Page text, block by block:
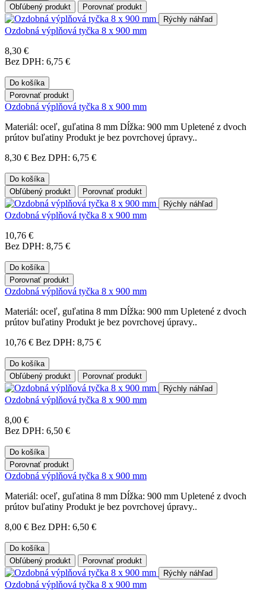
Obľúbený produkt
Porovnať produkt
Rýchly náhľad
Ozdobná výplňová tyčka 8 x 900 mm
8,30 €
Bez DPH: 6,75 €
Do košíka
Porovnať produkt
Ozdobná výplňová tyčka 8 x 900 mm
Materiál: oceľ, guľatina 8 mm Dĺžka: 900 mm Upletené z dvoch
prútov buľatiny Produkt je bez povrchovej úpravy..
8,30 € Bez DPH: 6,75 €
Do košíka
Obľúbený produkt
Porovnať produkt
Rýchly náhľad
Ozdobná výplňová tyčka 8 x 900 mm
10,76 €
Bez DPH: 8,75 €
Do košíka
Porovnať produkt
Ozdobná výplňová tyčka 8 x 900 mm
Materiál: oceľ, guľatina 8 mm Dĺžka: 900 mm Upletené z dvoch
prútov buľatiny Produkt je bez povrchovej úpravy..
10,76 € Bez DPH: 8,75 €
Do košíka
Obľúbený produkt
Porovnať produkt
Rýchly náhľad
Ozdobná výplňová tyčka 8 x 900 mm
8,00 €
Bez DPH: 6,50 €
Do košíka
Porovnať produkt
Ozdobná výplňová tyčka 8 x 900 mm
Materiál: oceľ, guľatina 8 mm Dĺžka: 900 mm Upletené z dvoch
prútov buľatiny Produkt je bez povrchovej úpravy..
8,00 € Bez DPH: 6,50 €
Do košíka
Obľúbený produkt
Porovnať produkt
Rýchly náhľad
Ozdobná výplňová tyčka 8 x 900 mm